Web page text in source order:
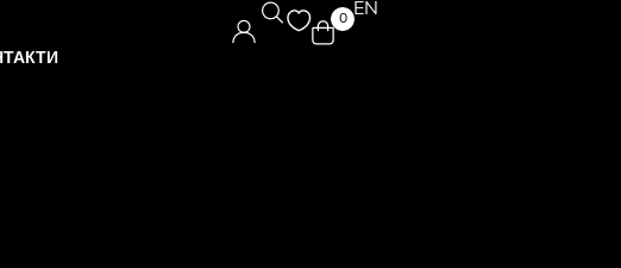
0 EN